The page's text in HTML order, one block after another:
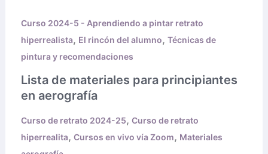
Curso 2024-5 - Aprendiendo a pintar retrato
hiperrealista, El rincón del alumno, Técnicas de
pintura y recomendaciones
Lista de materiales para principiantes
en aerografía
Curso de retrato 2024-25, Curso de retrato
hiperrealita, Cursos en vivo vía Zoom, Materiales
para
principiantes
en
aerografía